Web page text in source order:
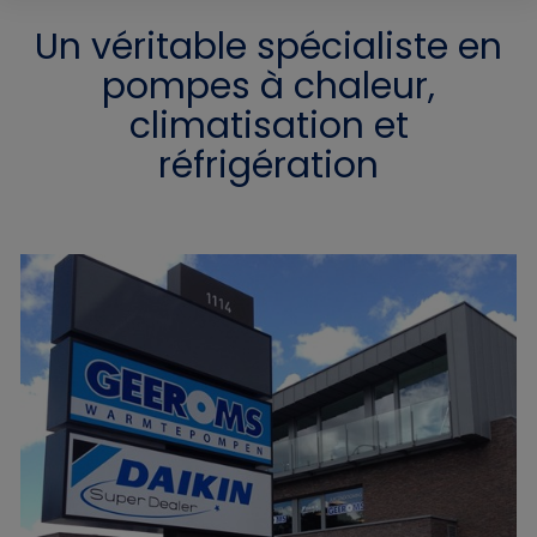
Un véritable spécialiste en
pompes à chaleur,
climatisation et
réfrigération